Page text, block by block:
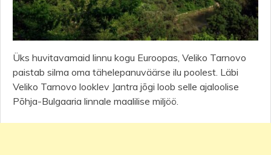
Üks huvitavamaid linnu kogu Euroopas, Veliko Tarnovo
paistab silma oma tähelepanuväärse ilu poolest. Läbi
Veliko Tarnovo looklev Jantra jõgi loob selle ajaloolise
Põhja-Bulgaaria linnale maalilise miljöö.